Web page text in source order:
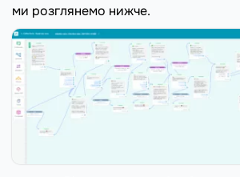
ми розглянемо нижче.